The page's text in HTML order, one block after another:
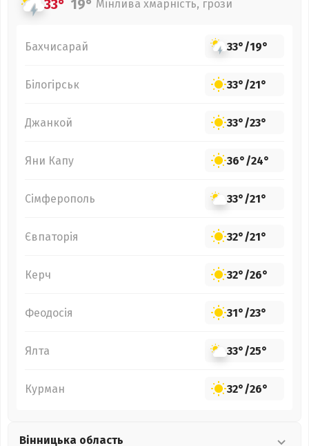
33° 19° Мінлива хмарність, грози
Бахчисарай 33°/19°
Білогірськ 33°/21°
Джанкой 33°/23°
Яни Капу 36°/24°
Сімферополь 33°/21°
Євпаторія 32°/21°
Керч 32°/26°
Феодосія 31°/23°
Ялта 33°/25°
Курман 32°/26°
Вінницька область